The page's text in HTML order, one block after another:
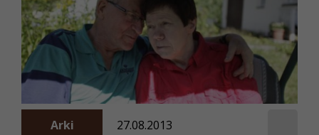
Arki 27.08.2013